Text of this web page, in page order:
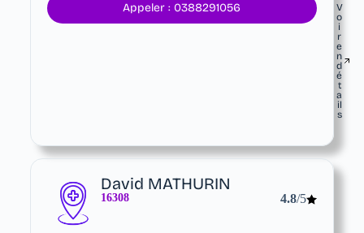
Appeler : 0388291056
V
o
i
r
e
n
d
é
t
a
il
s
David MATHURIN
16308 4.8/5